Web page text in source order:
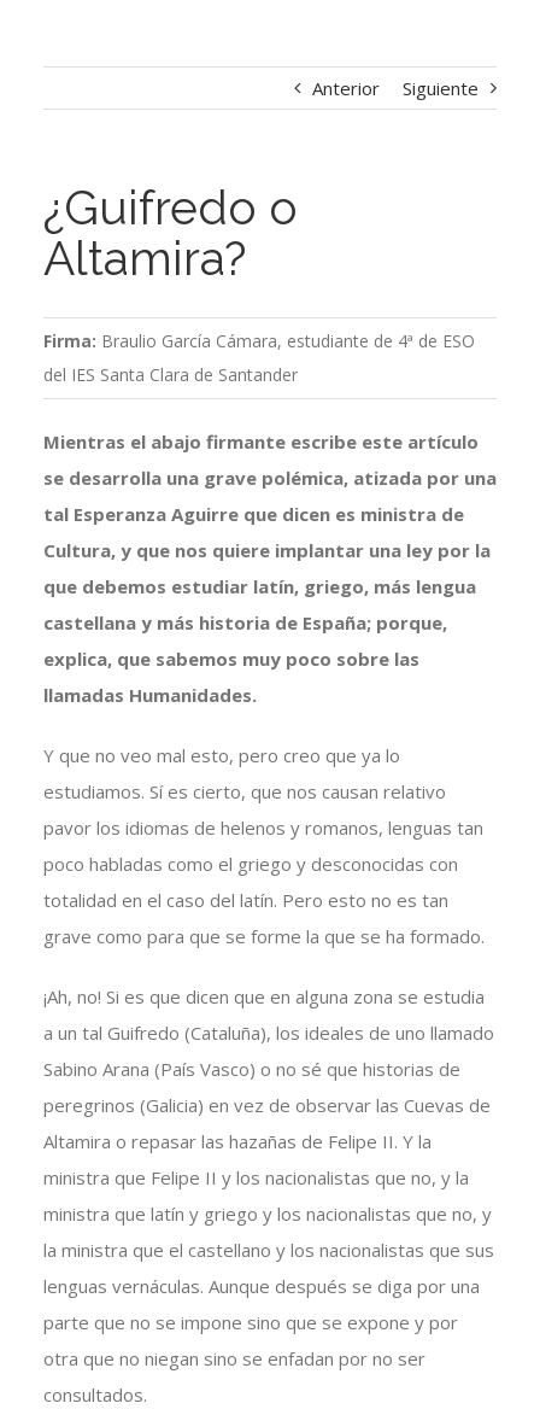
Anterior Siguiente
¿Guifredo o
Altamira?
Firma: Braulio García Cámara, estudiante de 4ª de ESO
del IES Santa Clara de Santander
Mientras el abajo firmante escribe este artículo
se desarrolla una grave polémica, atizada por una
tal Esperanza Aguirre que dicen es ministra de
Cultura, y que nos quiere implantar una ley por la
que debemos estudiar latín, griego, más lengua
castellana y más historia de España; porque,
explica, que sabemos muy poco sobre las
llamadas Humanidades.
Y que no veo mal esto, pero creo que ya lo
estudiamos. Sí es cierto, que nos causan relativo
pavor los idiomas de helenos y romanos, lenguas tan
poco habladas como el griego y desconocidas con
totalidad en el caso del latín. Pero esto no es tan
grave como para que se forme la que se ha formado.
¡Ah, no! Si es que dicen que en alguna zona se estudia
a un tal Guifredo (Cataluña), los ideales de uno llamado
Sabino Arana (País Vasco) o no sé que historias de
peregrinos (Galicia) en vez de observar las Cuevas de
Altamira o repasar las hazañas de Felipe II. Y la
ministra que Felipe II y los nacionalistas que no, y la
ministra que latín y griego y los nacionalistas que no, y
la ministra que el castellano y los nacionalistas que sus
lenguas vernáculas. Aunque después se diga por una
parte que no se impone sino que se expone y por
otra que no niegan sino se enfadan por no ser
consultados.